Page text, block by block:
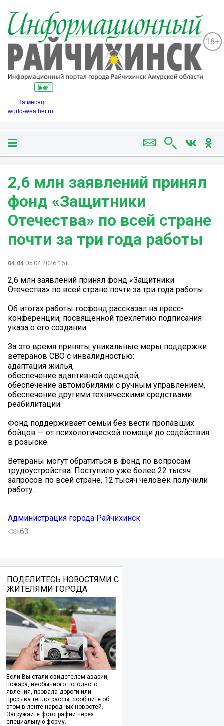
18+
На месяц
world-weather.ru
2,6 млн заявлений принял
фонд «Защитники
Отечества» по всей стране
почти за три года работы
04:04 05.04.2026 16+
2,6 млн заявлений принял фонд «Защитники
Отечества» по всей стране почти за три года работы
Об итогах работы госфонд рассказал на пресс-
конференции, посвященной трехлетию подписания
указа о его создании.
За это время приняты уникальные меры поддержки
ветеранов СВО с инвалидностью:
адаптация жилья,
обеспечение адаптивной одеждой,
обеспечение автомобилями с ручным управлением,
обеспечение другими техническими средствами
реабилитации.
Фонд поддерживает семьи без вести пропавших
бойцов — от психологической помощи до содействия
в розыске.
Ветераны могут обратиться в фонд по вопросам
трудоустройства. Поступило уже более 22 тысяч
запросов по всей стране, 12 тысяч человек получили
работу.
Администрация города Райчихинск
63
ПОДЕЛИТЕСЬ НОВОСТЯМИ С
ЖИТЕЛЯМИ ГОРОДА
Если Вы стали свидетелем аварии,
пожара, необычного погодного
явления, провала дороги или
прорыва теплотрассы, сообщите об
этом в ленте народных новостей.
Загружайте фотографии через
специальную форму.